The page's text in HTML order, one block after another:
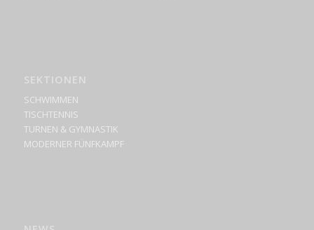
SEKTIONEN
SCHWIMMEN
TISCHTENNIS
TURNEN & GYMNASTIK
MODERNER FÜNFKAMPF